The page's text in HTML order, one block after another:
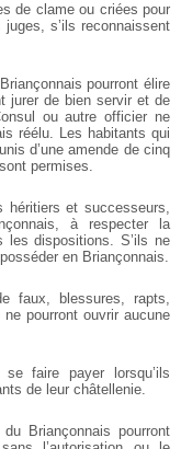
de clame ou criées pour
s’ils reconnaissent
pourront élire
jurer de bien servir et de
ou autre officier ne
réélu. Les habitants qui
d’une amende de cinq
permises.
héritiers et successeurs,
à respecter la
les dispositions. S’ils ne
en Briançonnais.
blessures, rapts,
pourront ouvrir aucune
faire payer lorsqu’ils
de leur châtellenie.
Briançonnais pourront